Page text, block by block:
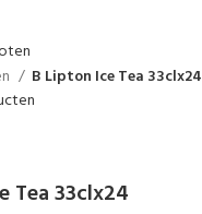
B Lipton Ice Tea 33clx24
Tea 33clx24